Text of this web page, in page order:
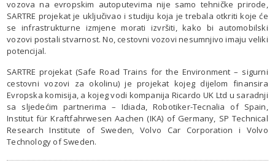
vozova na evropskim autoputevima nije samo tehničke prirode,
SARTRE projekat je uključivao i studiju koja je trebala otkriti koje će
se infrastrukturne izmjene morati izvršiti, kako bi automobilski
vozovi postali stvarnost. No, cestovni vozovi nesumnjivo imaju veliki
potencijal.
SARTRE projekat (Safe Road Trains for the Environment – sigurni
cestovni vozovi za okolinu) je projekat kojeg dijelom finansira
Evropska komisija, a kojeg vodi kompanija Ricardo UK Ltd u saradnji
sa sljedećim partnerima – Idiada, Robotiker-Tecnalia of Spain,
Institut für Kraftfahrwesen Aachen (IKA) of Germany, SP Technical
Research Institute of Sweden, Volvo Car Corporation i Volvo
Technology of Sweden.